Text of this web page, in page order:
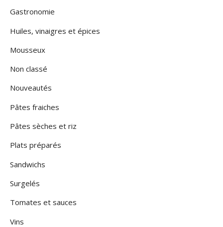
Gastronomie
Huiles, vinaigres et épices
Mousseux
Non classé
Nouveautés
Pâtes fraiches
Pâtes sèches et riz
Plats préparés
Sandwichs
Surgelés
Tomates et sauces
Vins